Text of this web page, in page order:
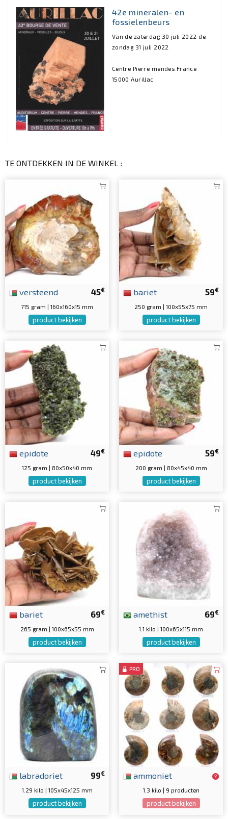
42e mineralen- en
fossielenbeurs
Van de zaterdag 30 juli 2022 de
zondag 31 juli 2022
Centre Pierre mendes France
15000 Aurillac
TE ONTDEKKEN IN DE WINKEL :
45€
versteend
715 gram | 160x160x15 mm
product bekijken
59€
bariet
250 gram | 100x55x75 mm
product bekijken
49€
epidote
125 gram | 80x50x40 mm
product bekijken
59€
epidote
200 gram | 80x45x40 mm
product bekijken
69€
bariet
265 gram | 100x65x55 mm
product bekijken
69€
amethist
1.1 kilo | 100x65x115 mm
product bekijken
99€
labradoriet
1.29 kilo | 105x45x125 mm
product bekijken
PRO
ammoniet
1.3 kilo | 9 producten
product bekijken